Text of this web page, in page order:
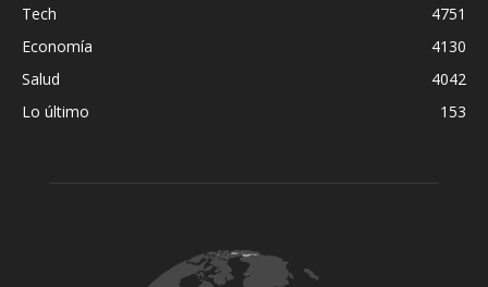
Tech
4751
Economía
4130
Salud
4042
Lo último
153